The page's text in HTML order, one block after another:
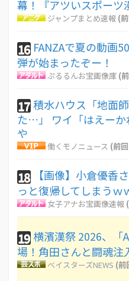
幕！『アツいスポーツ
ジャンプまとめ速報 (
16 FANZAで夏の動画
弾が始まったぞー！
ぷるるんお宝画像庫 (
17積水ハウス「地面
た…」 ワイ「はえー
や
働くモノニュース (前
18
【画像】小倉優香
っと復帰してしまうｗ
女子アナお宝画像速報
19 横濱漢祭 2026、「
場！角田さんと闘魂注
ベイスターズNEWS (前